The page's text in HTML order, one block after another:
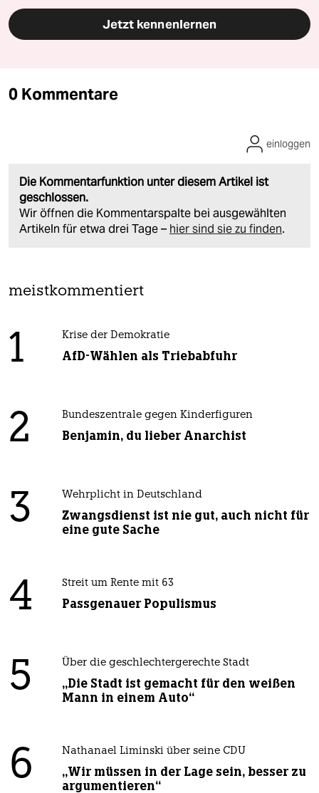
Jetzt kennenlernen
0 Kommentare
Die Kommentarfunktion unter diesem Artikel ist
geschlossen.
Wir öffnen die Kommentarspalte bei ausgewählten
Artikeln für etwa drei Tage – hier sind sie zu finden.
einloggen
meistkommentiert
1 Krise der Demokratie
AfD-Wählen als Triebabfuhr
2 Bundeszentrale gegen Kinderfiguren
Benjamin, du lieber Anarchist
3 Wehrplicht in Deutschland
Zwangsdienst ist nie gut, auch nicht für
eine gute Sache
4 Streit um Rente mit 63
Passgenauer Populismus
5 Über die geschlechtergerechte Stadt
„Die Stadt ist gemacht für den weißen
Mann in einem Auto“
6 Nathanael Liminski über seine CDU
„Wir müssen in der Lage sein, besser zu
argumentieren“